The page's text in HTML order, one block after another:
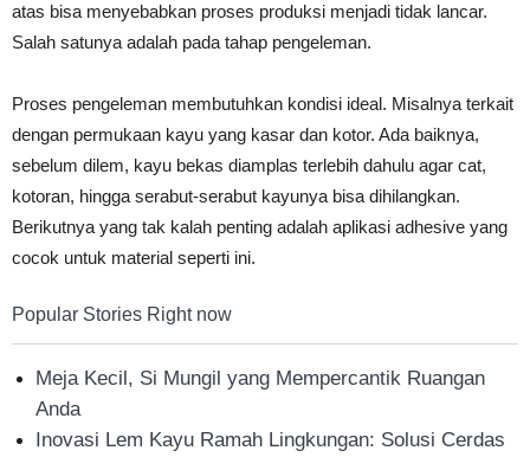
atas bisa menyebabkan proses produksi menjadi tidak lancar.
Salah satunya adalah pada tahap pengeleman.
Proses pengeleman membutuhkan kondisi ideal. Misalnya terkait
dengan permukaan kayu yang kasar dan kotor. Ada baiknya,
sebelum dilem, kayu bekas diamplas terlebih dahulu agar cat,
kotoran, hingga serabut-serabut kayunya bisa dihilangkan.
Berikutnya yang tak kalah penting adalah aplikasi adhesive yang
cocok untuk material seperti ini.
Popular Stories Right now
Meja Kecil, Si Mungil yang Mempercantik Ruangan
Anda
Inovasi Lem Kayu Ramah Lingkungan: Solusi Cerdas